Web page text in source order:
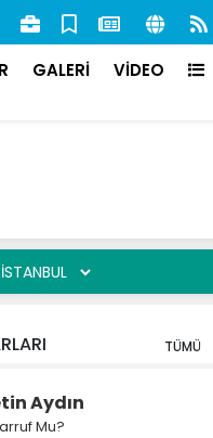
Yakalandı: 51'i Cezaevine
GALERİ VİDEO
TÜMÜ
Aydın
Mu?